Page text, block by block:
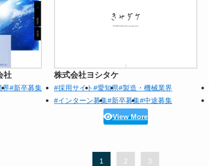
社
界#新卒募集
株式会社ヨシタケ
#採用サイト#愛知県#製造・機械業界
#インターン募集#新卒募集#中途募集
View More
1 2 3